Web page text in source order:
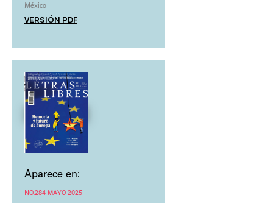
México
VERSIÓN PDF
Aparece en:
NO.284 MAYO 2025